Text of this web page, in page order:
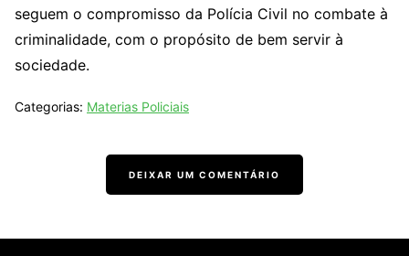
seguem o compromisso da Polícia Civil no combate à
criminalidade, com o propósito de bem servir à
sociedade.
Categorias: Materias Policiais
DEIXAR UM COMENTÁRIO